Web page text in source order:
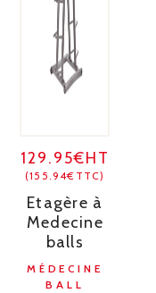
129.95€HT
(155.94€TTC)
Etagère à
Medecine
balls
MÉDECINE
BALL